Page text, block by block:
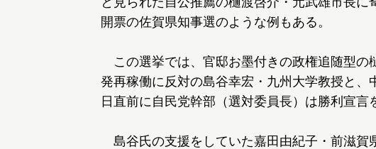
開票の佐賀県知事選のような例もある。
この選挙では、官邸お墨付きの政権追随型の
発再稼働に反対の島谷幸宏・九州大学教授と
日直前に自民党幹部（選対委員長）は勝利宣言
島谷氏の支援をしていた嘉田由紀子・前滋賀